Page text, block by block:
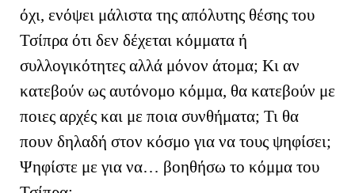
όχι, ενόψει μάλιστα της απόλυτης θέσης του
Τσίπρα ότι δεν δέχεται κόμματα ή
συλλογικότητες αλλά μόνον άτομα; Κι αν
κατεβούν ως αυτόνομο κόμμα, θα κατεβούν με
ποιες αρχές και με ποια συνθήματα; Τι θα
πουν δηλαδή στον κόσμο για να τους ψηφίσει;
Ψηφίστε με για να… βοηθήσω το κόμμα του